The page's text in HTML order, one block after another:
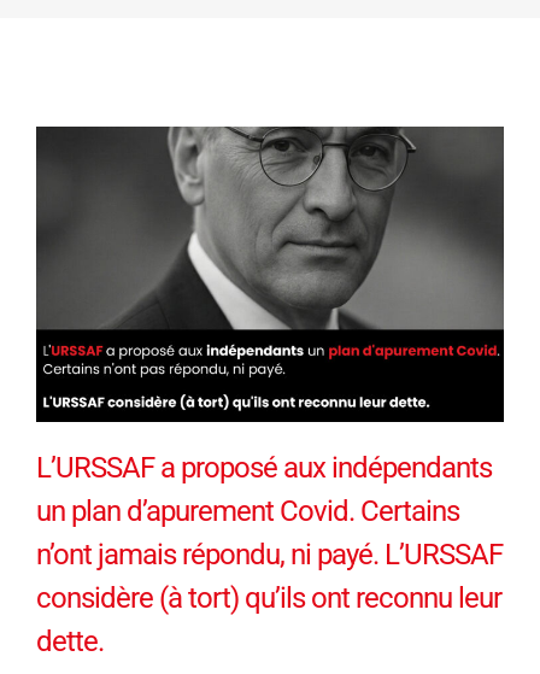
L’URSSAF a proposé aux indépendants
un plan d’apurement Covid. Certains
n’ont jamais répondu, ni payé. L’URSSAF
considère (à tort) qu’ils ont reconnu leur
dette.